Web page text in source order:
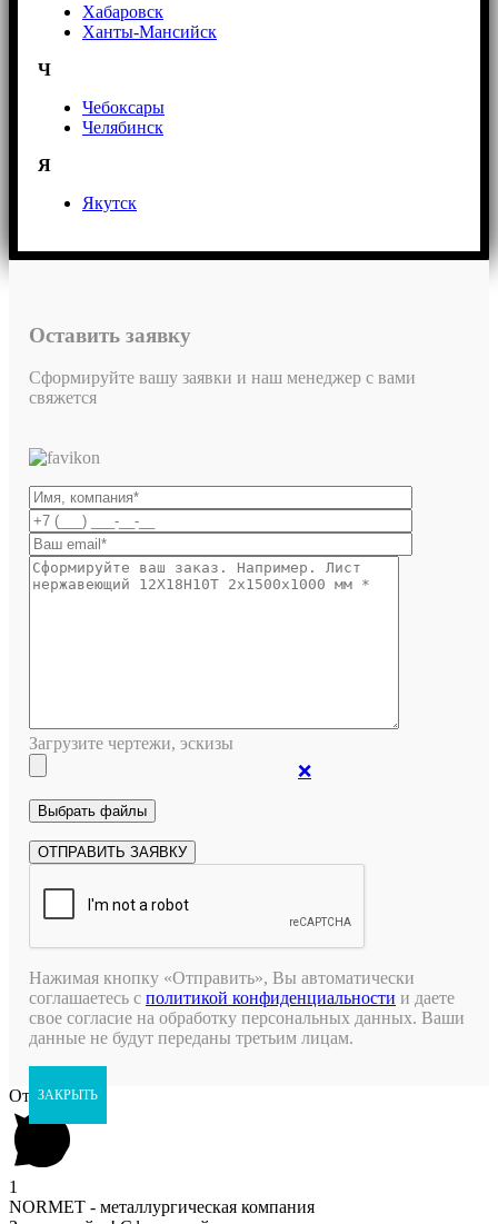
Хабаровск
Ханты-Мансийск
Ч
Чебоксары
Челябинск
Я
Якутск
Оставить заявку
Сформируйте вашу заявки и наш менеджер с вами
свяжется
Загрузите чертежи, эскизы
❌
Нажимая кнопку «Отправить», Вы автоматически
соглашаетесь с политикой конфиденциальности и даете
свое согласие на обработку персональных данных. Ваши
данные не будут переданы третьим лицам.
ЗАКРЫТЬ
Открыть чат
1
NORMET - металлургическая компания